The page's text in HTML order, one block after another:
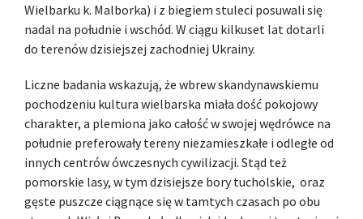
Wielbarku k. Malborka) i z biegiem stuleci posuwali się
nadal na południe i wschód. W ciągu kilkuset lat dotarli
do terenów dzisiejszej zachodniej Ukrainy.
Liczne badania wskazują, że wbrew skandynawskiemu
pochodzeniu kultura wielbarska miała dość pokojowy
charakter, a plemiona jako całość w swojej wędrówce na
południe preferowały tereny niezamieszkałe i odległe od
innych centrów ówczesnych cywilizacji. Stąd też
pomorskie lasy, w tym dzisiejsze bory tucholskie, oraz
gęste puszcze ciągnące się w tamtych czasach po obu